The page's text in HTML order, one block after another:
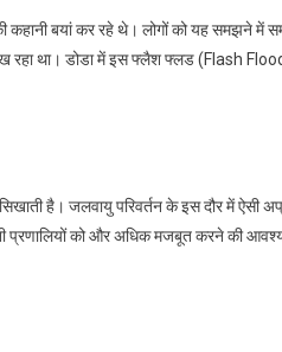
कहानी बयां कर रहे थे। लोगों को यह समझने में
रहा था। डोडा में इस फ्लैश फ्लड (Flash
है। जलवायु परिवर्तन के इस दौर में ऐसी
को और अधिक मजबूत करने की